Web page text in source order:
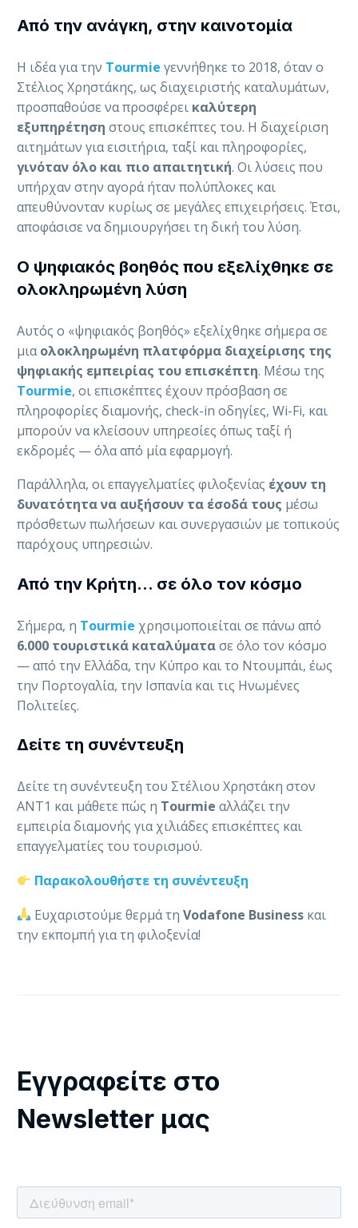
Από την ανάγκη, στην καινοτομία
Η ιδέα για την Tourmie γεννήθηκε το 2018, όταν ο
Στέλιος Χρηστάκης, ως διαχειριστής καταλυμάτων,
προσπαθούσε να προσφέρει καλύτερη
εξυπηρέτηση στους επισκέπτες του. Η διαχείριση
αιτημάτων για εισιτήρια, ταξί και πληροφορίες,
γινόταν όλο και πιο απαιτητική. Οι λύσεις που
υπήρχαν στην αγορά ήταν πολύπλοκες και
απευθύνονταν κυρίως σε μεγάλες επιχειρήσεις. Έτσι,
αποφάσισε να δημιουργήσει τη δική του λύση.
Ο ψηφιακός βοηθός που εξελίχθηκε σε
ολοκληρωμένη λύση
Αυτός ο «ψηφιακός βοηθός» εξελίχθηκε σήμερα σε
μιαολοκληρωμένη πλατφόρμα διαχείρισης της
ψηφιακής εμπειρίας του επισκέπτη. Μέσω της
Tourmie, οι επισκέπτες έχουν πρόσβαση σε
πληροφορίες διαμονής, check-in οδηγίες, Wi-Fi, και
μπορούν να κλείσουν υπηρεσίες όπως ταξί ή
εκδρομές — όλα από μία εφαρμογή.
Παράλληλα, οι επαγγελματίες φιλοξενίας έχουν τη
δυνατότητα να αυξήσουν τα έσοδά τους μέσω
πρόσθετων πωλήσεων και συνεργασιών με τοπικούς
παρόχους υπηρεσιών.
Από την Κρήτη… σε όλο τον κόσμο
Σήμερα, η Tourmie χρησιμοποιείται σε πάνω από
6.000 τουριστικά καταλύματασε όλο τον κόσμο
— από την Ελλάδα, την Κύπρο και το Ντουμπάι, έως
την Πορτογαλία, την Ισπανία και τις Ηνωμένες
Πολιτείες.
Δείτε τη συνέντευξη
Δείτε τη συνέντευξη του Στέλιου Χρηστάκη στον
ΑΝΤ1 και μάθετε πώς η Tourmie αλλάζει την
εμπειρία διαμονής για χιλιάδες επισκέπτες και
επαγγελματίες του τουρισμού.
Παρακολουθήστε τη συνέντευξη
Ευχαριστούμε θερμά τη Vodafone Business και
την εκπομπή για τη φιλοξενία!
Εγγραφείτε στο
Newsletter μας